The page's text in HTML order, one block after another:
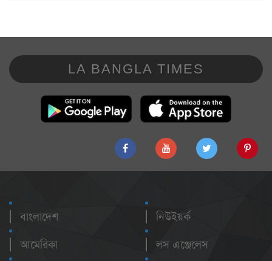
LA BANGLA TIMES
বাংলাদেশ
আমেরিকা
নিউইয়র্ক
লস এঞ্জেলেস